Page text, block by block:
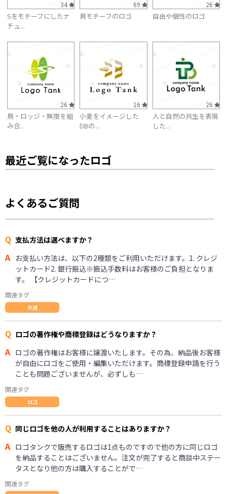
34
Sをモチーフにしたナ
チュ...
69
鳥モチーフのロゴ
26
自由や個性のロゴ
26
鳥・ロッジ・無限を組
み合...
16
小麦をイメージした
DBの...
26
人と自然の共生を表現
した...
最近ご覧になったロゴ
よくあるご質問
Q 支払方法は選べますか？
A お支払い方法は、以下の2種類をご利用いただけます。1. クレジ
ットカード2. 銀行振込※振込手数料はお客様のご負担となりま
す。 【クレジットカードにつ…
関連タグ
共通
Q ロゴの著作権や商標登録はどうなりますか？
A ロゴの著作権はお客様に譲渡いたします。その為、納品後お客様
が自由にロゴをご使用・編集いただけます。商標登録申請を行う
ことも問題ございませんが、必ずしも…
関連タグ
ロゴ
Q 同じロゴを他の人が利用することはありますか？
A ロゴタンクで販売するロゴは1点ものですので他の方に同じロゴ
を納品することはございません。注文が完了すると商談中ステー
タスとなり他の方は購入することがで…
関連タグ